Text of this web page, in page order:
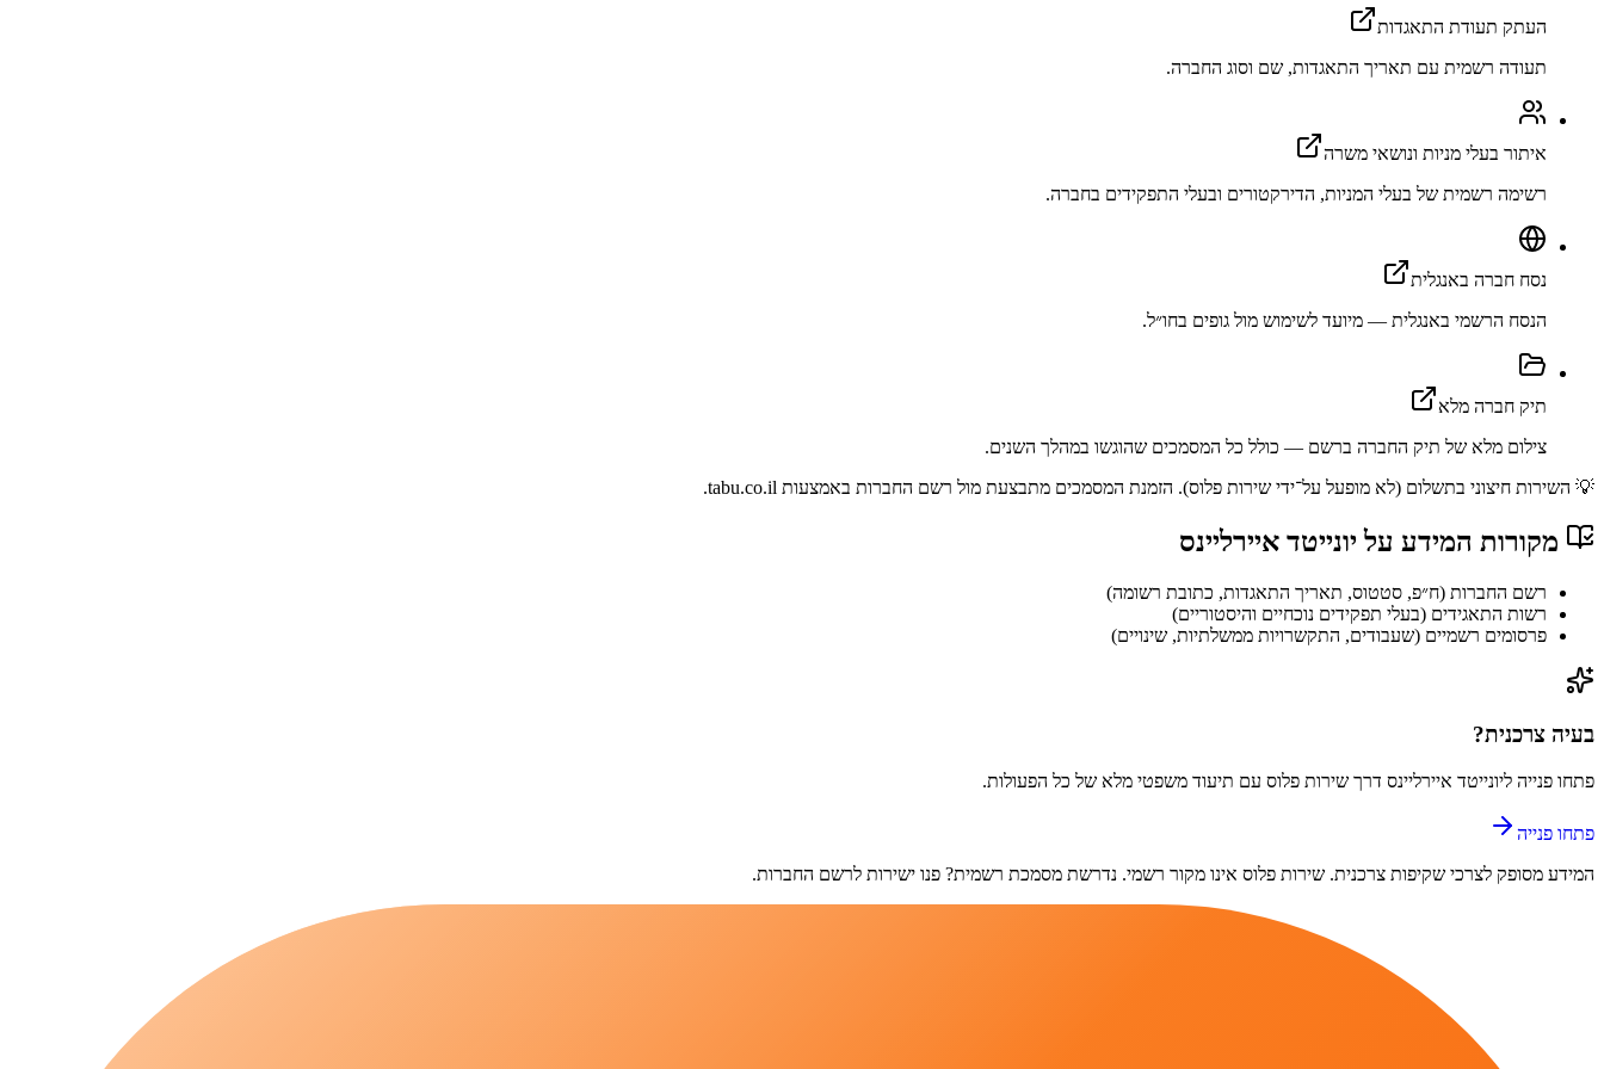
העתק תעודת התאגדות
תעודה רשמית עם תאריך התאגדות, שם וסוג החברה.
איתור בעלי מניות ונושאי משרה
רשימה רשמית של בעלי המניות, הדירקטורים ובעלי התפקידים בחברה.
נסח חברה באנגלית
הנסח הרשמי באנגלית — מיועד לשימוש מול גופים בחו״ל.
תיק חברה מלא
צילום מלא של תיק החברה ברשם — כולל כל המסמכים שהוגשו במהלך השנים.
💡 השירות חיצוני בתשלום (לא מופעל על־ידי שירות פלוס). הזמנת המסמכים מתבצעת מול רשם החברות באמצעות tabu.co.il.
מקורות המידע על יונייטד איירליינס
רשם החברות (ח״פ, סטטוס, תאריך התאגדות, כתובת רשומה)
רשות התאגידים (בעלי תפקידים נוכחיים והיסטוריים)
פרסומים רשמיים (שעבודים, התקשרויות ממשלתיות, שינויים)
בעיה צרכנית?
פתחו פנייה ליונייטד איירליינס דרך שירות פלוס עם תיעוד משפטי מלא של כל הפעולות.
פתחו פנייה
המידע מסופק לצרכי שקיפות צרכנית. שירות פלוס אינו מקור רשמי. נדרשת מסמכת רשמית? פנו ישירות לרשם החברות.